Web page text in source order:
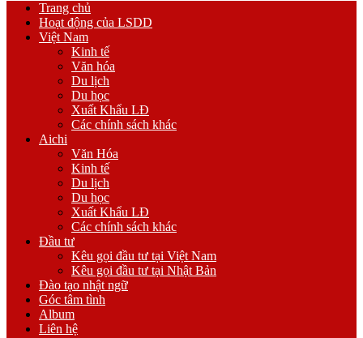
Trang chủ
Hoạt động của LSDD
Việt Nam
Kinh tế
Văn hóa
Du lịch
Du học
Xuất Khẩu LĐ
Các chính sách khác
Aichi
Văn Hóa
Kinh tế
Du lịch
Du học
Xuất Khẩu LĐ
Các chính sách khác
Đầu tư
Kêu gọi đầu tư tại Việt Nam
Kêu gọi đầu tư tại Nhật Bản
Đào tạo nhật ngữ
Góc tâm tình
Album
Liên hệ